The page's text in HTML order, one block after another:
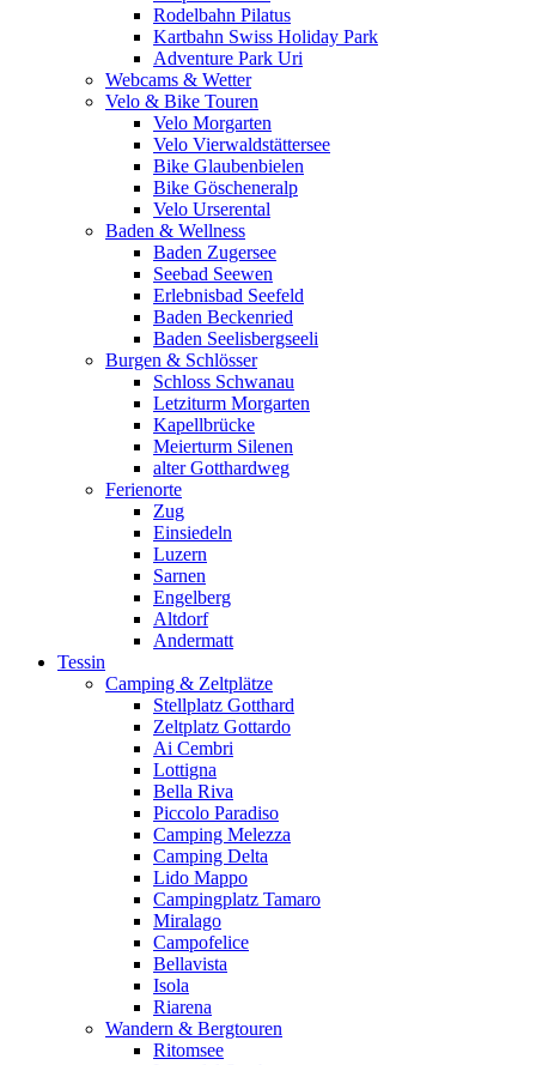
Rodelbahn Pilatus
Kartbahn Swiss Holiday Park
Adventure Park Uri
Webcams & Wetter
Velo & Bike Touren
Velo Morgarten
Velo Vierwaldstättersee
Bike Glaubenbielen
Bike Göscheneralp
Velo Urserental
Baden & Wellness
Baden Zugersee
Seebad Seewen
Erlebnisbad Seefeld
Baden Beckenried
Baden Seelisbergseeli
Burgen & Schlösser
Schloss Schwanau
Letziturm Morgarten
Kapellbrücke
Meierturm Silenen
alter Gotthardweg
Ferienorte
Zug
Einsiedeln
Luzern
Sarnen
Engelberg
Altdorf
Andermatt
Tessin
Camping & Zeltplätze
Stellplatz Gotthard
Zeltplatz Gottardo
Ai Cembri
Lottigna
Bella Riva
Piccolo Paradiso
Camping Melezza
Camping Delta
Lido Mappo
Campingplatz Tamaro
Miralago
Campofelice
Bellavista
Isola
Riarena
Wandern & Bergtouren
Ritomsee